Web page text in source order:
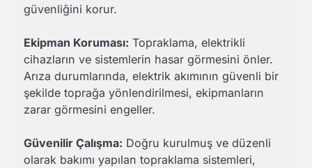
güvenliğini korur.
Ekipman Koruması: Topraklama, elektrikli
cihazların ve sistemlerin hasar görmesini önler.
Arıza durumlarında, elektrik akımının güvenli bir
şekilde toprağa yönlendirilmesi, ekipmanların
zarar görmesini engeller.
Güvenilir Çalışma: Doğru kurulmuş ve düzenli
olarak bakımı yapılan topraklama sistemleri,